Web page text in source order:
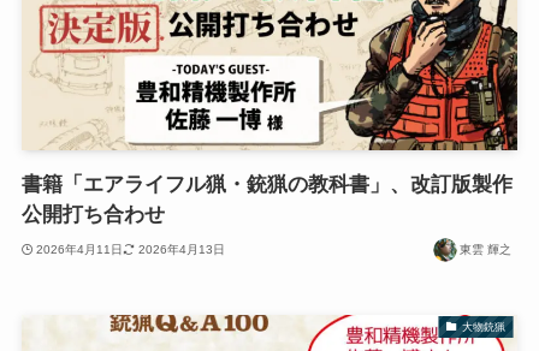
書籍「エアライフル猟・銃猟の教科書」、改訂版製作
公開打ち合わせ
2026年4月11日 2026年4月13日 東雲 輝之
大物銃猟